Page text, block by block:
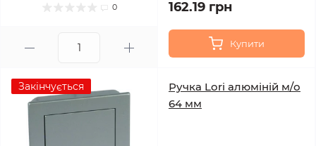
0 162.19 грн
Купити
Закінчується
Ручка Lori алюміній м/о
64 мм